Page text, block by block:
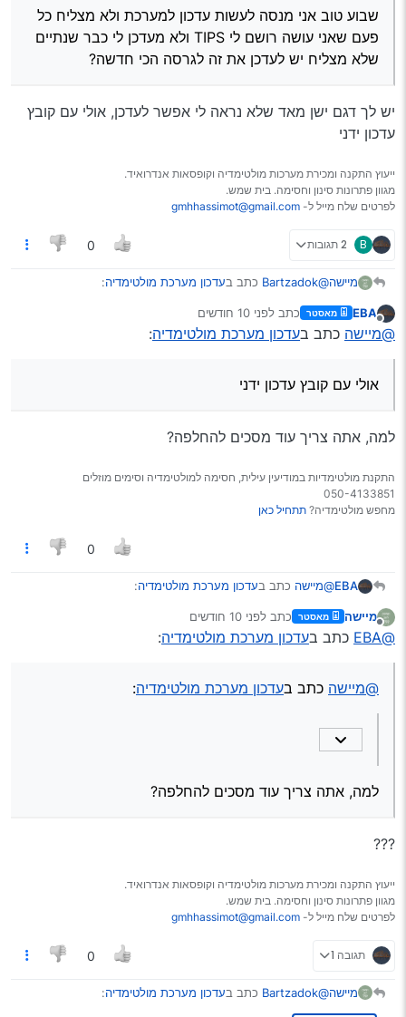
שבוע טוב אני מנסה לעשות עדכון למערכת ולא מצליח כל
פעם שאני עושה רושם לי TIPS ולא מעדכן לי כבר שנתיים
שלא מצליח יש לעדכן את זה לגרסה הכי חדשה?
יש לך דגם ישן מאד שלא נראה לי אפשר לעדכן, אולי עם קובץ
עדכון ידני
ייעוץ התקנה ומכירת מערכות מולטימדיה וקופסאות אנדרואיד.
מגוון פתרונות סינון וחסימה. בית שמש.
לפרטים שלח מייל ל- gmhhassimot@gmail.com
B 2 תגובות 0
מיישה@Bartzadok כתב בעדכון מערכת מולטימדיה:
שבוע טוב אני מנסה לעשות עדכון למערכת ולא מצליח
עדכון ידני
EBA מאסטר כתב לפני 10 חודשים
נערך לאחרונה על ידי
@מיישה כתב בעדכון מערכת מולטימדיה:
אולי עם קובץ עדכון ידני
למה, אתה צריך עוד מסכים להחלפה?
התקנת מולטימדיות במודיעין עילית, חסימה למולטימדיה וסימים מוזלים
050-4133851
מחפש מולטימדיה? תתחיל כאן
0
EBA@מיישה כתב בעדכון מערכת מולטימדיה:
אולי עם קובץ עדכון ידני
למה, אתה צריך עוד מסכים להחלפה?
מנותק
מיישה מאסטר כתב לפני 10 חודשים
נערך לאחרונה על ידי
@EBA כתב בעדכון מערכת מולטימדיה:
@מיישה כתב בעדכון מערכת מולטימדיה:
למה, אתה צריך עוד מסכים להחלפה?
???
ייעוץ התקנה ומכירת מערכות מולטימדיה וקופסאות אנדרואיד.
מגוון פתרונות סינון וחסימה. בית שמש.
לפרטים שלח מייל ל- gmhhassimot@gmail.com
תגובה 1 0
מיישה@Bartzadok כתב בעדכון מערכת מולטימדיה: